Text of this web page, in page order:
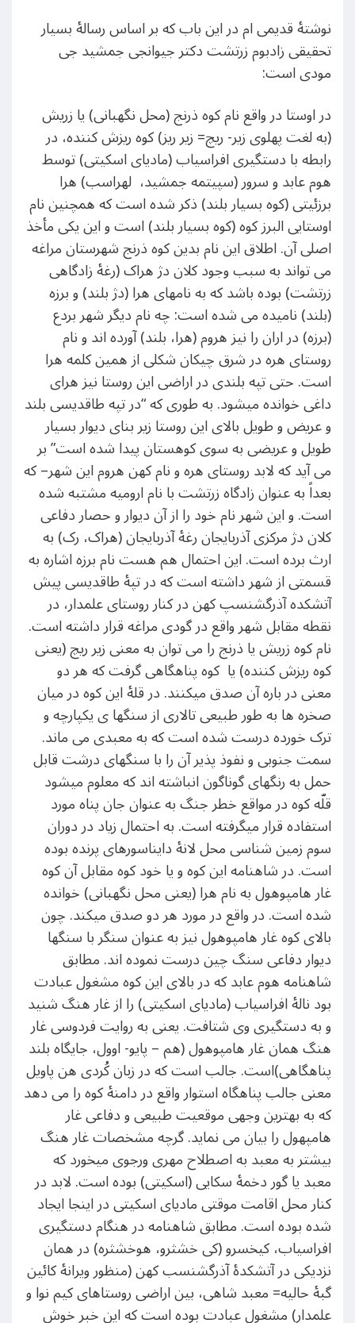
نوشتۀ قدیمی ام در این باب که بر اساس رسالۀ بسیار
تحقیقی زادبوم زرتشت دکتر جیوانجی جمشید جی
مودی است:
در اوستا در واقع نام کوه ذرنج (محل نگهبانی) یا زریش
(به لغت پهلوی زیر- ریچ= زیر ریز) كوه ریزش كننده، در
رابطه با دستگیری افراسیاب (مادیای اسکیتی) توسط
هوم عابد و سرور (سپیتمه جمشید، لهراسب) هرا
برزئیتی (کوه بسیار بلند) ذکر شده است که همچنین نام
اوستایی البرز کوه (کوه بسیار بلند) است و این یکی مأخذ
اصلی آن. اطلاق این نام بدین کوه ذرنج شهرستان مراغه
می تواند به سبب وجود کلان دژ هراک (رغۀ زادگاهی
زرتشت) بوده باشد که به نامهای هرا (دژ بلند) و برزه
(بلند) نامیده می شده است: چه نام دیگر شهر بردع
(برزه) در اران را نیز هروم (هرا، بلند) آورده اند و نام
روستای هره در شرق چیکان شکلی از همین کلمه هرا
است. حتی تپه بلندی در اراضی این روستا نیز هرای
داغی خوانده میشود. به طوری که “در تپه طاقدیسی بلند
و عریض و طویل بالای این روستا زیر بنای دیوار بسیار
طویل و عریضی به سوی کوهستان پیدا شده است” بر
می آید که لابد روستای هره و نام کهن هروم این شهر– که
بعداً به عنوان زادگاه زرتشت با نام ارومیه مشتبه شده
است. و این شهر نام خود را از آن دیوار و حصار دفاعی
کلان دژ مرکزی آذربایجان رغۀ آذربایجان (هراک، رک) به
ارث برده است. این احتمال هم هست نام برزه اشاره به
قسمتی از شهر داشته است که در تپۀ طاقدیسی پیش
آتشکده آذرگشنسپ کهن در کنار روستای علمدار، در
نقطه مقابل شهر واقع در گودی مراغه قرار داشته است.
نام کوه زریش یا ذرنج را می توان به معنی زیر ریچ (یعنی
کوه ریزش کننده) یا کوه پناهگاهی گرفت که هر دو
معنی در باره آن صدق میکنند. در قلۀ این کوه در میان
صخره ها به طور طبیعی تالاری از سنگها ی یکپارچه و
ترک خورده درست شده است که به معبدی می ماند.
سمت جنوبی و نفوذ پذیر آن را با سنگهای درشت قابل
حمل به رنگهای گوناگون انباشته اند که معلوم میشود
قلّه کوه در مواقع خطر جنگ به عنوان جان پناه مورد
استفاده قرار میگرفته است. به احتمال زیاد در دوران
سوم زمین شناسی محل لانۀ دایناسورهای پرنده بوده
است. در شاهنامه این کوه و یا خود کوه مقابل آن کوه
غار هامپوهول به نام هرا (یعنی محل نگهبانی) خوانده
شده است. در واقع در مورد هر دو صدق میکند. چون
بالای کوه غار هامپوهول نیز به عنوان سنگر با سنگها
دیوار دفاعی سنگ چین درست نموده اند. مطابق
شاهنامه هوم عابد که در بالای این کوه مشغول عبادت
بود نالۀ افراسیاب (مادیای اسکیتی) را از غار هنگ شنید
و به دستگیری وی شتافت. یعنی به روایت فردوسی غار
هنگ همان غار هامپوهول (هم – پایو- اوول، جایگاه بلند
پناهگاهی)است. جالب است که در زبان کُردی هن پاویل
معنی جالب پناهگاه استوار واقع در دامنۀ کوه را می دهد
که به بهترین وجهی موقعیت طبیعی و دفاعی غار
هامپهول را بیان می نماید. گرچه مشخصات غار هنگ
بیشتر به معبد به اصطلاح مهری ورجوی میخورد که
معبد یا گور دخمۀ سکایی (اسکیتی) بوده است. لابد در
کنار محل اقامت موقتی مادیای اسکیتی در اینجا ایجاد
شده بوده است. مطابق شاهنامه در هنگام دستگیری
افراسیاب، کیخسرو (کی خشثرو، هوخشثره) در همان
نزدیکی در آتشکدۀ آذرگشنسب کهن (منظور ویرانۀ کائین
گبۀ حالیه= معبد شاهی، بین اراضی روستاهای کیم نوا و
علمدار) مشغول عبادت بوده است که این خبر خوش